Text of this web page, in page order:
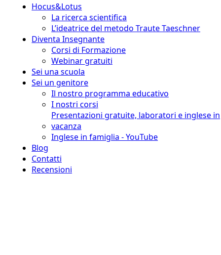
Hocus&Lotus
La ricerca scientifica
L’ideatrice del metodo Traute Taeschner
Diventa Insegnante
Corsi di Formazione
Webinar gratuiti
Sei una scuola
Sei un genitore
Il nostro programma educativo
I nostri corsi
Presentazioni gratuite, laboratori e inglese in
vacanza
Inglese in famiglia - YouTube
Blog
Contatti
Recensioni